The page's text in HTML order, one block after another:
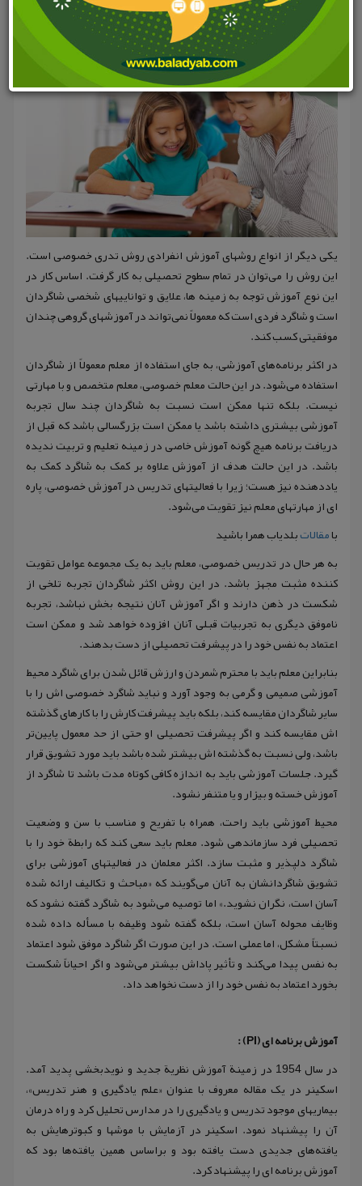
یکی دیگر از انواع روشهای آموزش انفرادی روش تدری خصوصی است.
این روش را می‌توان در تمام سطوح تحصیلی به کار گرفت. اساس کار در
این نوع آموزش توجه به زمینه ها، علایق و تواناییهای شخصی شاگردان
است و شاگرد فردی است که معمولاً نمی‌تواند در آموزشهای گروهی چندان
موفقیتی کسب کند.
در اکثر برنامه‌های آموزشی، به جای استفاده از معلم معمولاً از شاگردان
استفاده می‌شود. در این حالت معلم خصوصی، معلم متخصص و با مهارتی
نیست. بلکه تنها ممکن است نسبت به شاگردان چند سال تجربه
آموزشی بیشتری داشته باشد یا ممکن است بزرگسالی باشد که قبل از
دریافت برنامه هیچ گونه آموزش خاصی در زمینه تعلیم و تربیت ندیده
باشد. در این حالت هدف از آموزش علاوه بر کمک به شاگرد کمک به
یاددهنده نیز هست؛ زیرا با فعالیتهای تدریس در آموزش خصوصی، پاره
ای از مهارتهای معلم نیز تقویت می‌شود.
بامقالاتبلدیاب همرا باشید
به هر حال در تدریس خصوصی، معلم باید به یک مجموعه عوامل تقویت
کننده مثبت مجهز باشد. در این روش اکثر شاگردان تجربه تلخی از
شکست در ذهن دارند و اگر آموزش آنان نتیجه بخش نباشد، تجربه
ناموفق دیگری به تجربیات قبلی آنان افزوده خواهد شد و ممکن است
اعتماد به نفس خود را در پیشرفت تحصیلی از دست بدهند.
بنابراین معلم باید با محترم شمردن و ارزش قائل شدن برای شاگرد محیط
آموزشی صمیمی و گرمی به وجود آورد و نباید شاگرد خصوصی اش را با
سایر شاگردان مقایسه کند، بلکه باید پیشرفت کارش را با کارهای گذشته
اش مقایسه کند و اگر پیشرفت تحصیلی او حتی از حد معمول پایین‌تر
باشد، ولی نسبت به گذشته اش بیشتر شده باشد باید مورد تشویق قرار
گیرد. جلسات آموزشی باید به اندازه کافی کوتاه مدت باشد تا شاگرد از
آموزش خسته و بیزار و یا متنفر نشود.
محیط آموزشی باید راحت، همراه با تفریح و مناسب با سن و وضعیت
تحصیلی فرد سازماندهی شود. معلم باید سعی کند که رابطة خود را با
شاگرد دلپذیر و مثبت سازد. اکثر معلمان در فعالیتهای آموزشی برای
تشویق شاگردانشان به آنان می‌گویند که «مباحث و تکالیف ارائه شده
آسان است، نگران نشوید.» اما توصیه می‌شود به شاگرد گفته نشود که
وظایف محوله آسان است، بلکه گفته شود وظیفه با مسأله داده شده
نسبتاً مشکل، اما عملی است. در این صورت اگر شاگرد موفق شود اعتماد
به نفس پیدا می‌کند و تأثیر پاداش بیشتر می‌شود و اگر احیاناً شکست
بخورد اعتماد به نفس خود را از دست نخواهد داد.
آموزش برنامه ای (PI) :
در سال 1954 در زمینة آموزش نظریة جدید و نویدبخشی پدید آمد.
اسکینر در یک مقاله معروف با عنوان «علم یادگیری و هنر تدریس»،
بیماریهای موجود تدریس و یادگیری را در مدارس تحلیل کرد و راه درمان
آن را پیشنهاد نمود. اسکینر در آزمایش با موشها و کبوترهایش به
یافته‌های جدیدی دست یافته بود و براساس همین یافته‌ها بود که
آموزش برنامه ای را پیشنهاد کرد.